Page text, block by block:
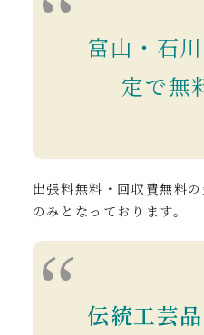
富山・石
定で無
出張料無料・回収費無料
のみとなっております。
伝統工芸